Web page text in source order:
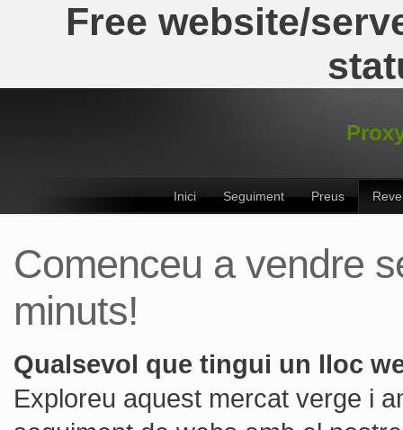
Free website/
Inici Seguiment Preus
Comenceu a vendre
minuts!
Qualsevol que tingui un lloc
Exploreu aquest mercat verge i